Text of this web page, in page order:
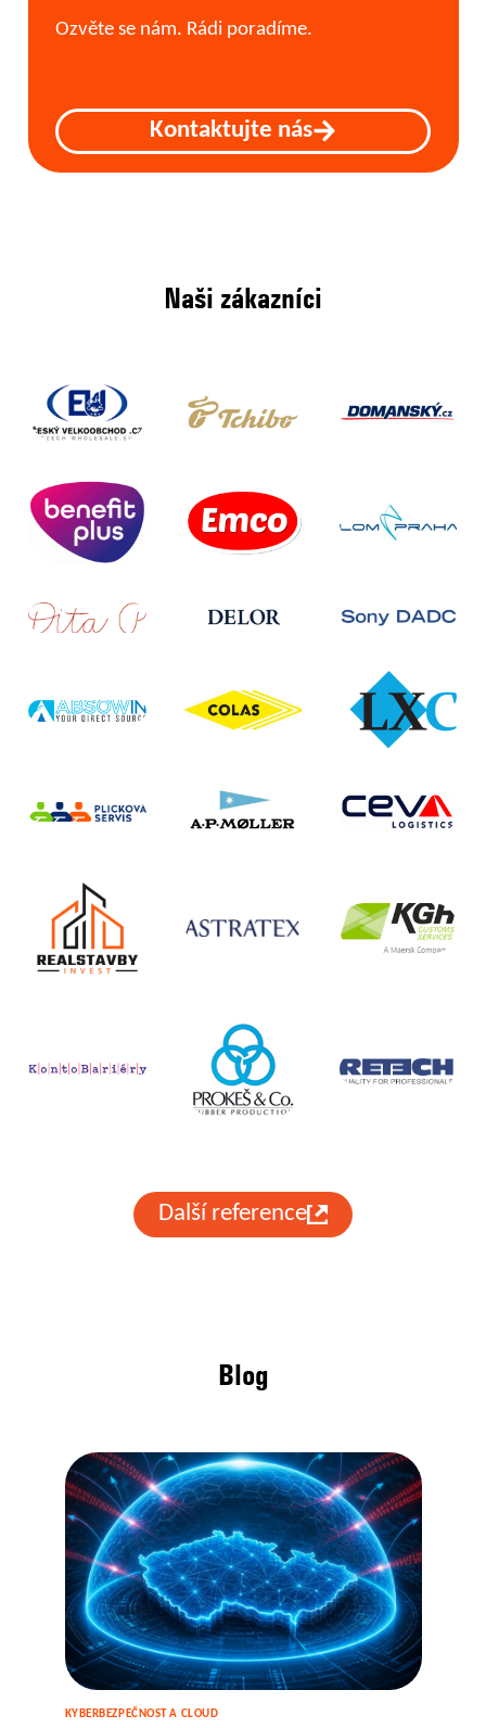
Ozvěte se nám. Rádi poradíme.
Kontaktujte nás
Naši zákazníci
Další reference
Blog
KYBERBEZPEČNOST A CLOUD